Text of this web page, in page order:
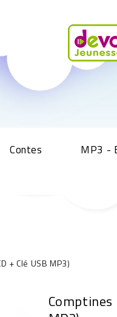
Contes MP3 -
+ Clé USB MP3)
Comptines